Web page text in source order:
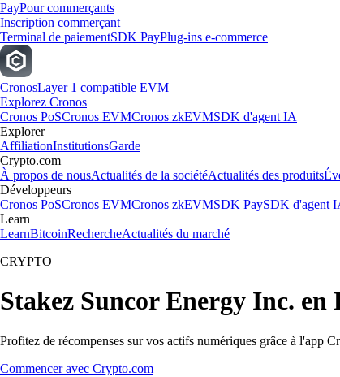
PayPour commerçants
Inscription commerçant
Terminal de paiementSDK PayPlug-ins e-commerce
CronosLayer 1 compatible EVM
Explorez Cronos
Cronos PoSCronos EVMCronos zkEVMSDK d'agent IA
Explorer
AffiliationInstitutionsGarde
Crypto.com
À propos de nousActualités de la sociétéActualités des produits
Développeurs
Cronos PoSCronos EVMCronos zkEVMSDK PaySDK d'agent
Learn
LearnBitcoinRechercheActualités du marché
CRYPTO
Stakez Suncor Energy Inc. en
Profitez de récompenses sur vos actifs numériques grâce à l'app
Commencer avec Crypto.com